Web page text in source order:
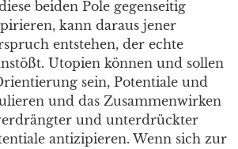
beiden Pole gegenseitig
kann daraus jener
entstehen, der echte
Utopien können und sollen
sein, Potentiale und
und das Zusammenwirken
und unterdrückter
antizipieren. Wenn sich zur